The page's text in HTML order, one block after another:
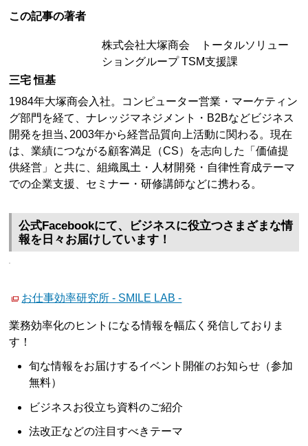
この記事の著者
株式会社大塚商会 トータルソリュー
ショングループ TSM支援課
三宅 恒基
1984年大塚商会入社。コンピューター営業・マーケティン
グ部門を経て、ナレッジマネジメント・B2Bなどビジネス
開発を担当､2003年から経営品質向上活動に関わる。現在
は、業績につながる顧客満足（CS）を志向した「価値提
供経営」と共に、組織風土・人材開発・自律性育成テーマ
での企業支援、セミナー・研修講師などに携わる。
公式Facebookにて、ビジネスに役立つさまざまな情
報を日々お届けしています！
お仕事効率研究所 - SMILE LAB -
業務効率化のヒントになる情報を幅広く発信しておりま
す！
旬な情報をお届けするイベント開催のお知らせ（参加
無料）
ビジネスお役立ち資料のご紹介
法改正などの注目すべきテーマ